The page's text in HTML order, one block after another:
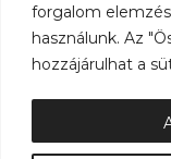
forgalom
használunk. Az
hozzájárulhat a